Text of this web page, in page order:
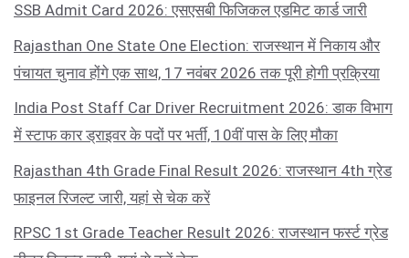
SSB Admit Card 2026: एसएसबी फिजिकल एडमिट कार्ड जारी
Rajasthan One State One Election: राजस्थान में निकाय और
पंचायत चुनाव होंगे एक साथ, 17 नवंबर 2026 तक पूरी होगी प्रक्रिया
India Post Staff Car Driver Recruitment 2026: डाक विभाग
में स्टाफ कार ड्राइवर के पदों पर भर्ती, 10वीं पास के लिए मौका
Rajasthan 4th Grade Final Result 2026: राजस्थान 4th ग्रेड
फाइनल रिजल्ट जारी, यहां से चेक करें
RPSC 1st Grade Teacher Result 2026: राजस्थान फर्स्ट ग्रेड